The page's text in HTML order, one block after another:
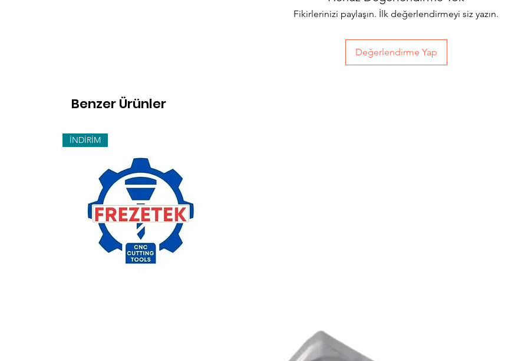
Fikirlerinizi paylaşın. İlk değerlendirmeyi siz yazın.
Değerlendirme Yap
Benzer Ürünler
İNDİRİM